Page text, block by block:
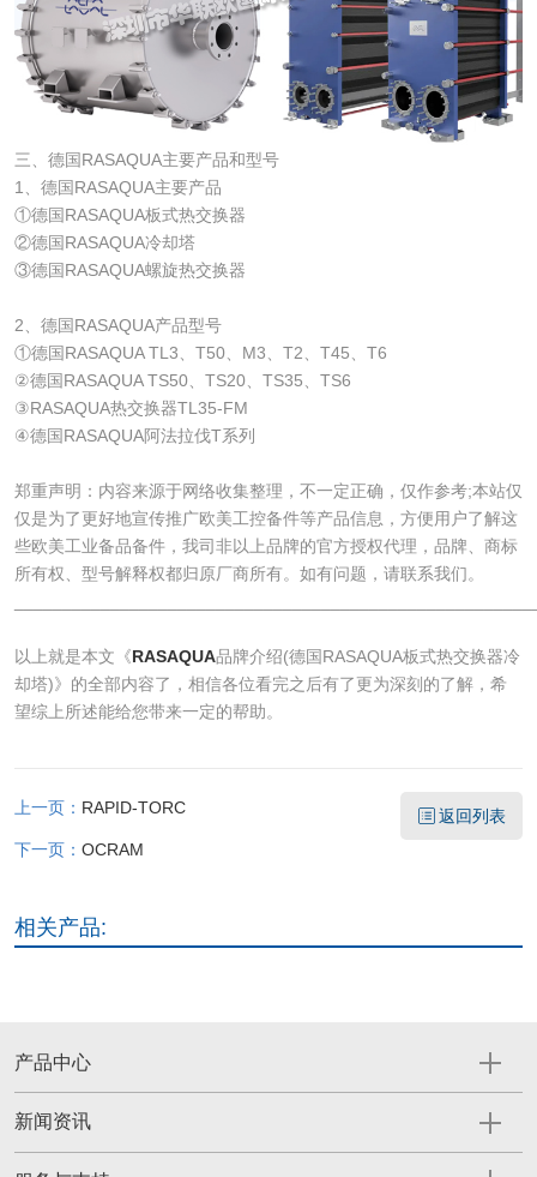
三、德国RASAQUA主要产品和型号
1、德国RASAQUA主要产品
①德国RASAQUA板式热交换器
②德国RASAQUA冷却塔
③德国RASAQUA螺旋热交换器
2、德国RASAQUA产品型号
①德国RASAQUA TL3、T50、M3、T2、T45、T6
②德国RASAQUA TS50、TS20、TS35、TS6
③RASAQUA热交换器TL35-FM
④德国RASAQUA阿法拉伐T系列
郑重声明：内容来源于网络收集整理，不一定正确，仅作参考;本站仅
仅是为了更好地宣传推广欧美工控备件等产品信息，方便用户了解这
些欧美工业备品备件，我司非以上品牌的官方授权代理，品牌、商标
所有权、型号解释权都归原厂商所有。如有问题，请联系我们。
以上就是本文《RASAQUA品牌介绍(德国RASAQUA板式热交换器冷
却塔)》的全部内容了，相信各位看完之后有了更为深刻的了解，希
望综上所述能给您带来一定的帮助。
上一页： RAPID-TORC
下一页： OCRAM
返回列表
相关产品:
产品中心
新闻资讯